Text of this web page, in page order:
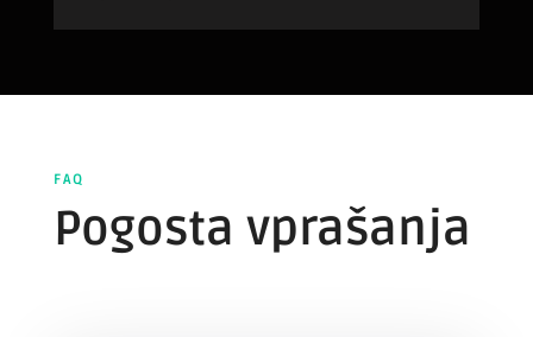
FAQ
Pogosta vprašanja